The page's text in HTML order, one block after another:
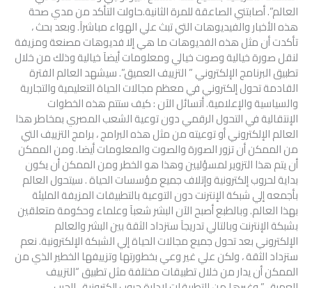
العالم”. أصابتني الصاعقة للمرة الثانية.حاولت التأكد من مدي صحة
هذه الأخبار والفيديوهات التي تبث علي الهواء مباشرآ. وبعد بحث ،
تأكدت أن مثل هذه الفديوهات ما هي إلا فديوهات مصنعة ومزيفة
لنقل صورة خيالية وصوت خيالي ومعلومات أيضآ خيالية وذلك من خلال
تطبيق البرنامج الإلكتروني ” التزييف العميق”. سيشهد العالم الفترة
القادمة تحول إلكتروني في معظم مجالات الحياة التعليمية والتجارية
والسياسية والإعلامية. أتسائل الآن : كيف ستتم هذه الخطوات
الإنتقالية في التحول الرقمي دون توعية الشعب المصري بمخاطر هذا
العالم الإلكتروني أو توعيته من مثل هذه البرامج ، برامج التزييف التي
من الممكن أن تزور الصورة والصوت والمعلومات أيضا. ومن الممكن
أن يتم هذا التزوير لمسؤليين وهذا هو الخطر ومن الممكن أن يكون
بداية لحروب إلكترونية وإتلاف جميع مؤسسات الحياة . سيتحول العالم
بأجمعه إلي شبكة الإنترنت دون التوعية بالتطبيقات المزيفة المليئة
بهذا العالم. وبالطبع أصبح الآن البشر شعبآ وعلماء وحكومة متعلقين
بشبكة الإنترنت وبالتالي تدريجآ ستزداد الثقة بين البشر والعالم
الإلكتروني بعد تحول جميع مجالات الحياة إلي الشبكة الإلكترونية. نعم
ستزداد الثقة ، ولكن علي غير وعي بخطورتها وتزييفها الخطير الذي من
الممكن أن يدار من خلال تطبيقات مختلفة مثل تطبيق “التزييف